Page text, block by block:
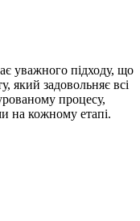
уважного підходу, що
який задовольняє всі
процесу,
на кожному етапі.